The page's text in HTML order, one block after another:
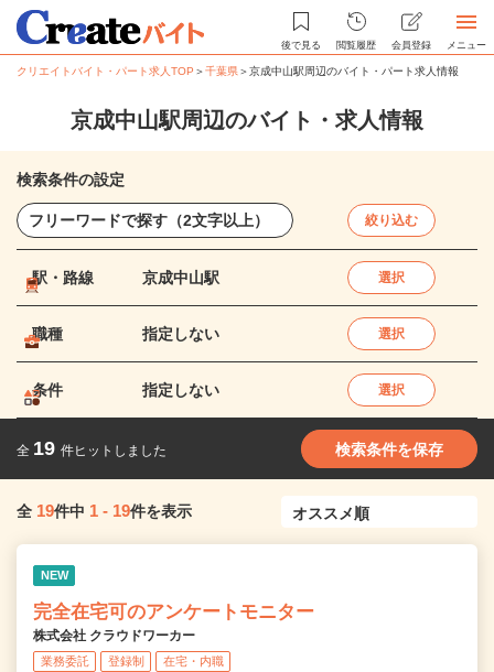
後で見る 閲覧履歴 会員登録 メニュー
クリエイトバイト・パート求人TOP ＞千葉県＞京成中山駅周辺のバイト・パート求人情報
京成中山駅周辺のバイト・求人情報
検索条件の設定
絞り込む
駅・路線 京成中山駅 選択
職種 指定しない 選択
条件 指定しない 選択
全 19 件ヒットしました 検索条件を保存
全 19件中 1 - 19件を表示
NEW
完全在宅可のアンケートモニター
株式会社 クラウドワーカー
業務委託 登録制 在宅・内職